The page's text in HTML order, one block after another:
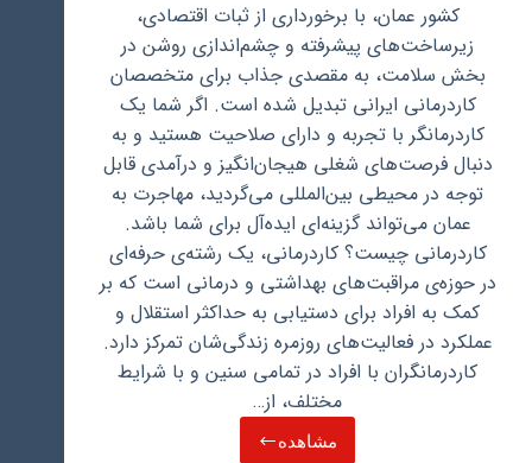
کشور عمان، با برخورداری از ثبات اقتصادی،
زیرساخت‌های پیشرفته و چشم‌اندازی روشن در
بخش سلامت، به مقصدی جذاب برای متخصصان
کاردرمانی ایرانی تبدیل شده است. اگر شما یک
کاردرمانگر با تجربه و دارای صلاحیت هستید و به
دنبال فرصت‌های شغلی هیجان‌انگیز و درآمدی قابل
توجه در محیطی بین‌المللی می‌گردید، مهاجرت به
عمان می‌تواند گزینه‌ای ایده‌آل برای شما باشد.
کاردرمانی چیست؟ کاردرمانی، یک رشته‌ی حرفه‌ای
در حوزه‌ی مراقبت‌های بهداشتی و درمانی است که بر
کمک به افراد برای دستیابی به حداکثر استقلال و
عملکرد در فعالیت‌های روزمره زندگی‌شان تمرکز دارد.
کاردرمانگران با افراد در تمامی سنین و با شرایط
مختلف، از…
مشاهدهحقوق